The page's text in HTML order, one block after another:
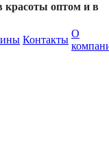
красоты оптом и в
Контакты
О